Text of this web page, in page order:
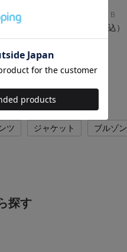
コンディション: B
78,100円（税込）
ツ ジャケット ブルゾン
探す